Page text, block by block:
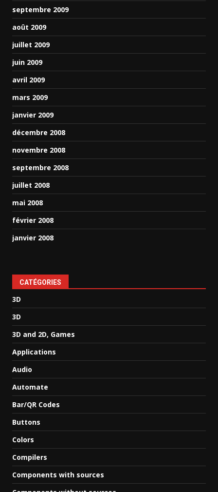
septembre 2009
août 2009
juillet 2009
juin 2009
avril 2009
mars 2009
janvier 2009
décembre 2008
novembre 2008
septembre 2008
juillet 2008
mai 2008
février 2008
janvier 2008
CATÉGORIES
3D
3D
3D and 2D, Games
Applications
Audio
Automate
Bar/QR Codes
Buttons
Colors
Compilers
Components with sources